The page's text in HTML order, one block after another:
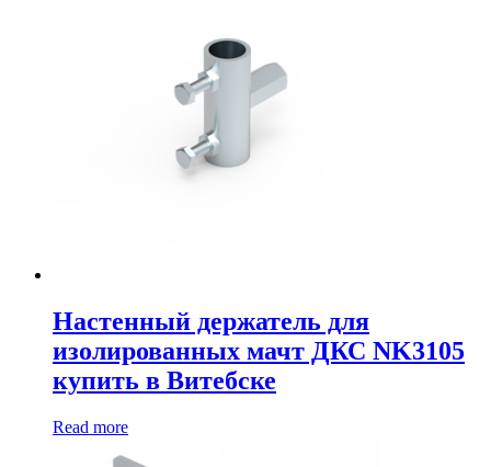
Настенный держатель для
изолированных мачт ДКС NK3105
купить в Витебске
Read more